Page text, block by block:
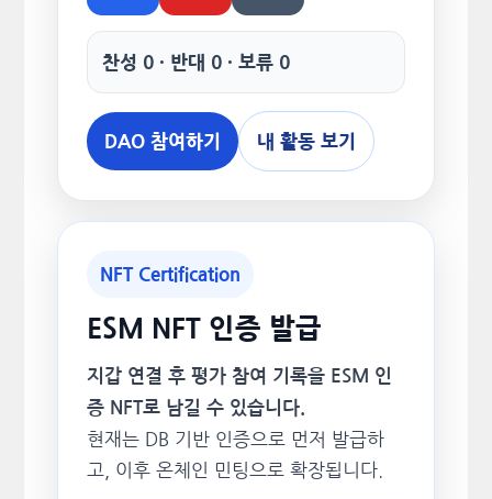
찬성 0 · 반대 0 · 보류 0
DAO 참여하기 내 활동 보기
NFT Certification
ESM NFT 인증 발급
지갑 연결 후 평가 참여 기록을 ESM 인
증 NFT로 남길 수 있습니다.
현재는 DB 기반 인증으로 먼저 발급하
고, 이후 온체인 민팅으로 확장됩니다.